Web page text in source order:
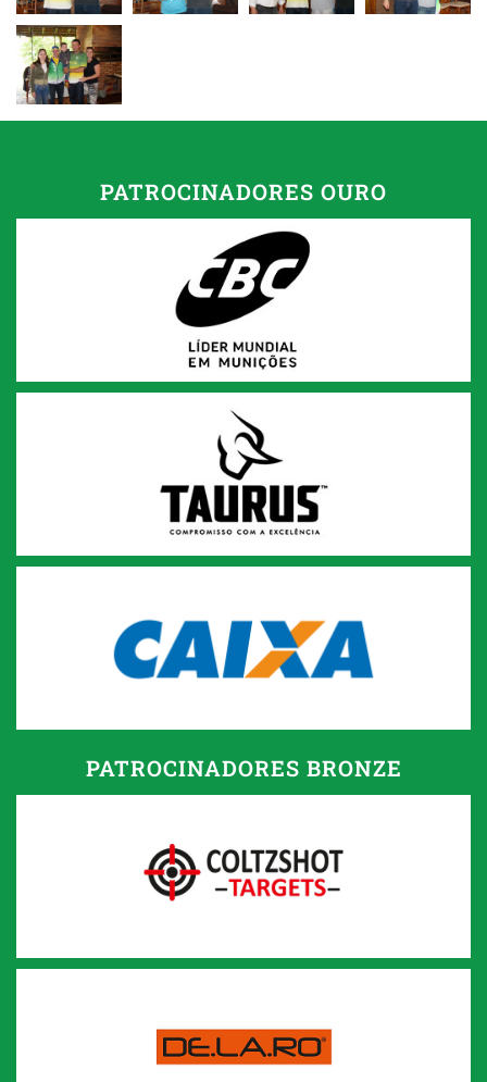
PATROCINADORES OURO
PATROCINADORES BRONZE